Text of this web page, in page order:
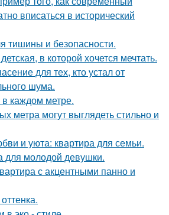
вписаться в исторический
тишины и безопасности.
в которой хочется мечтать.
для тех, кто устал от
шума.
каждом метре.
метра могут выглядеть стильно и
и уюта: квартира для семьи.
для молодой девушки.
с акцентными панно и